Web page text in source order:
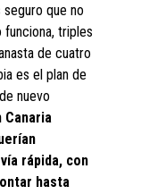
que no
funciona, triples
de cuatro
es el plan de
nuevo
Canaria
rápida, con
hasta